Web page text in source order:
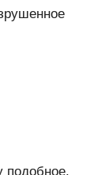
подобное.